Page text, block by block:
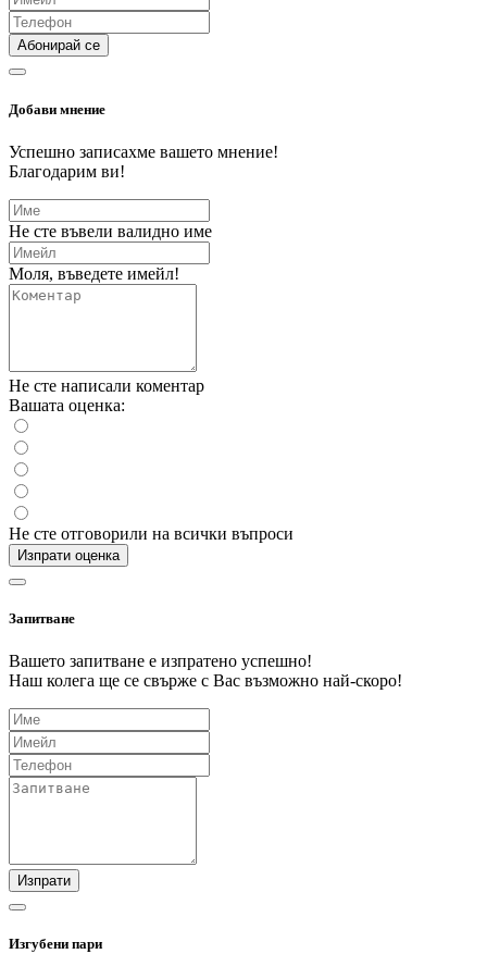
Абонирай се
Добави мнение
Успешно записахме вашето мнение!
Благодарим ви!
Не сте въвели валидно име
Моля, въведете имейл!
Не сте написали коментар
Вашата оценка:
Не сте отговорили на всички въпроси
Изпрати оценка
Запитване
Вашето запитване е изпратено успешно!
Наш колега ще се свърже с Вас възможно най-скоро!
Изпрати
Изгубени пари